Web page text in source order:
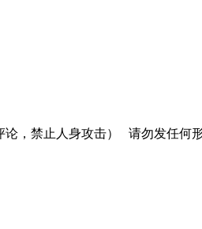
，禁止人身攻击） 请勿发任何